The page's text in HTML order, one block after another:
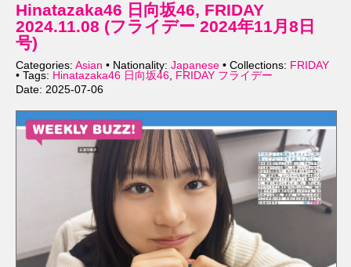
Hinatazaka46 日向坂46, FRIDAY
2024.11.08 (フライデー 2024年11月8日
号)
Categories: Asian • Nationality: Japanese • Collections: FRIDAY
• Tags: Hinatazaka46 日向坂46, FRIDAY フライデー
Date: 2025-07-06